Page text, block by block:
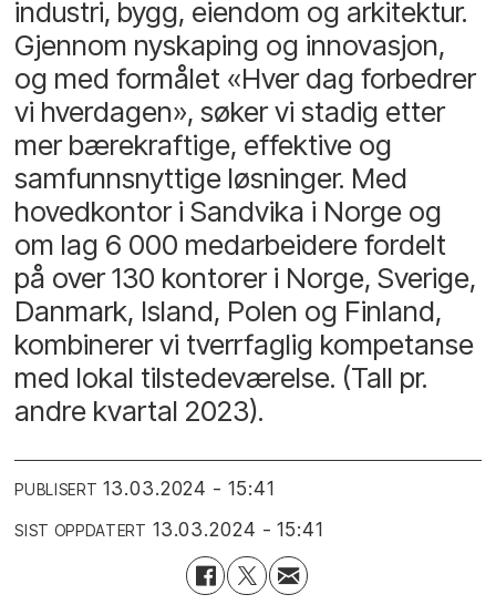
industri, bygg, eiendom og arkitektur.
Gjennom nyskaping og innovasjon,
og med formålet «Hver dag forbedrer
vi hverdagen», søker vi stadig etter
mer bærekraftige, effektive og
samfunnsnyttige løsninger. Med
hovedkontor i Sandvika i Norge og
om lag 6 000 medarbeidere fordelt
på over 130 kontorer i Norge, Sverige,
Danmark, Island, Polen og Finland,
kombinerer vi tverrfaglig kompetanse
med lokal tilstedeværelse. (Tall pr.
andre kvartal 2023).
PUBLISERT 13.03.2024 - 15:41
SIST OPPDATERT 13.03.2024 - 15:41